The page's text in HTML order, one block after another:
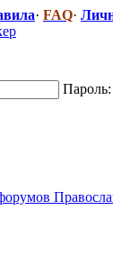
· FAQ·
Пароль: